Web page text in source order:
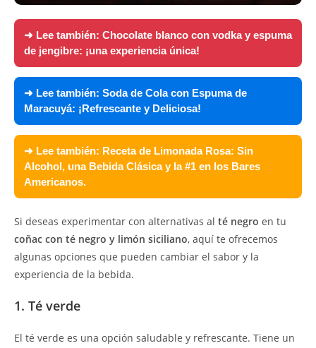
➜ Lee también: Chocolate blanco con vodka y espuma
de jengibre: ¡una experiencia única!
➜ Lee también: Soda de Cola con Espuma de
Maracuyá: ¡Refrescante y Deliciosa!
➜ Lee también: Receta de Limonada Rosa: Sin
Alcohol, una Bebida Clásica y la #1 en los Bares
Americanos.
Si deseas experimentar con alternativas al té negro en tu
coñac con té negro y limón siciliano, aquí te ofrecemos
algunas opciones que pueden cambiar el sabor y la
experiencia de la bebida.
1. Té verde
El té verde es una opción saludable y refrescante. Tiene un